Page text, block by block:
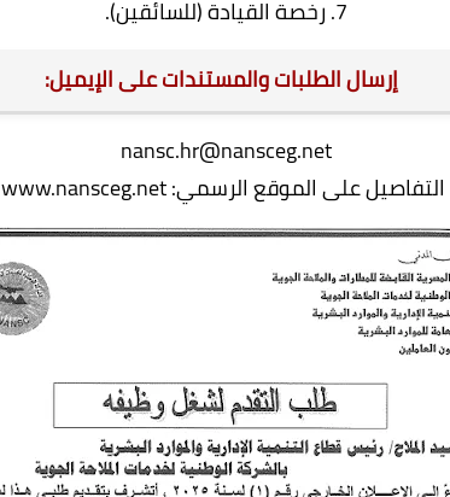
7. رخصة القيادة (للسائقين).
إرسال الطلبات والمستندات على الإيميل:
nansc.hr@nansceg.net
التفاصيل على الموقع الرسمي:www.nansceg.net